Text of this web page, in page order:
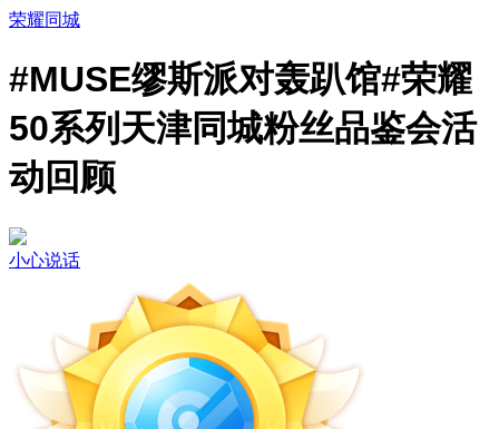
荣耀同城
#MUSE缪斯派对轰趴馆#荣耀
50系列天津同城粉丝品鉴会活
动回顾
小心说话